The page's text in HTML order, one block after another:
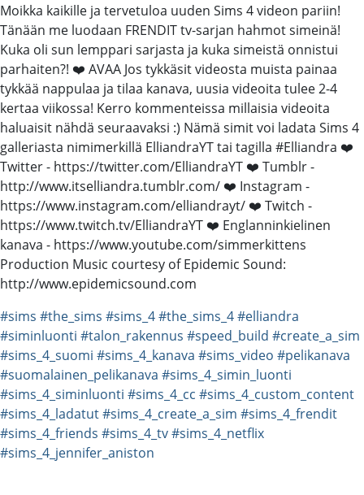
Moikka kaikille ja tervetuloa uuden Sims 4 videon pariin!
Tänään me luodaan FRENDIT tv-sarjan hahmot simeinä!
Kuka oli sun lemppari sarjasta ja kuka simeistä onnistui
parhaiten?! ❤️ AVAA Jos tykkäsit videosta muista painaa
tykkää nappulaa ja tilaa kanava, uusia videoita tulee 2-4
kertaa viikossa! Kerro kommenteissa millaisia videoita
haluaisit nähdä seuraavaksi :) Nämä simit voi ladata Sims 4
galleriasta nimimerkillä ElliandraYT tai tagilla #Elliandra ❤️
Twitter - https://twitter.com/ElliandraYT ❤️ Tumblr -
http://www.itselliandra.tumblr.com/ ❤️ Instagram -
https://www.instagram.com/elliandrayt/ ❤️ Twitch -
https://www.twitch.tv/ElliandraYT ❤️ Englanninkielinen
kanava - https://www.youtube.com/simmerkittens
Production Music courtesy of Epidemic Sound:
http://www.epidemicsound.com
#sims #the_sims #sims_4#the_sims_4#elliandra
#siminluonti #talon_rakennus #speed_build #create_a_sim
#sims_4_suomi #sims_4_kanava #sims_video #pelikanava
#suomalainen_pelikanava #sims_4_simin_luonti
#sims_4_siminluonti #sims_4_cc #sims_4_custom_content
#sims_4_ladatut#sims_4_create_a_sim #sims_4_frendit
#sims_4_friends #sims_4_tv#sims_4_netflix
#sims_4_jennifer_aniston